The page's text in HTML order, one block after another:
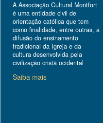
A Associação Cultural Montfort
é uma entidade civil de
orientação católica que tem
como finalidade, entre outras, a
difusão do ensinamento
tradicional da Igreja e da
cultura desenvolvida pela
civilização cristã ocidental
Saiba mais